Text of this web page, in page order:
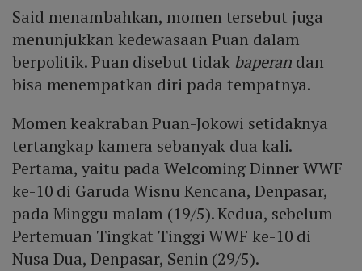
Said menambahkan, momen tersebut juga
menunjukkan kedewasaan Puan dalam
berpolitik. Puan disebut tidak baperan dan
bisa menempatkan diri pada tempatnya.
Momen keakraban Puan-Jokowi setidaknya
tertangkap kamera sebanyak dua kali.
Pertama, yaitu pada Welcoming Dinner WWF
ke-10 di Garuda Wisnu Kencana, Denpasar,
pada Minggu malam (19/5). Kedua, sebelum
Pertemuan Tingkat Tinggi WWF ke-10 di
Nusa Dua, Denpasar, Senin (29/5).